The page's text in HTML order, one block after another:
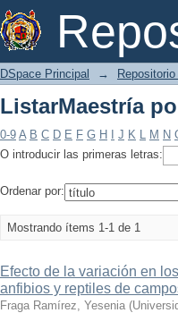
ListarMaestría
DSpace Principal →
ListarMaestría
0-9 A B C D E F G H J K L M N
O introducir las primeras letras:
Ordenar por:
Mostrando ítems 1-1 de 1
Efecto de la variación en
anfibios y reptiles de
Fraga Ramírez, Yesenia (